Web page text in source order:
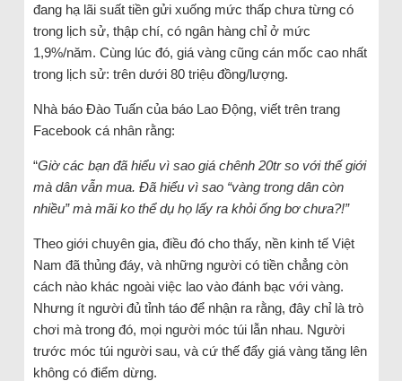
đang hạ lãi suất tiền gửi xuống mức thấp chưa từng có
trong lịch sử, thập chí, có ngân hàng chỉ ở mức
1,9%/năm. Cùng lúc đó, giá vàng cũng cán mốc cao nhất
trong lịch sử: trên dưới 80 triệu đồng/lượng.
Nhà báo Đào Tuấn của báo Lao Động, viết trên trang
Facebook cá nhân rằng:
“Giờ các bạn đã hiểu vì sao giá chênh 20tr so với thế giới
mà dân vẫn mua. Đã hiểu vì sao “vàng trong dân còn
nhiều” mà mãi ko thể dụ họ lấy ra khỏi ống bơ chưa?!”
Theo giới chuyên gia, điều đó cho thấy, nền kinh tế Việt
Nam đã thủng đáy, và những người có tiền chẳng còn
cách nào khác ngoài việc lao vào đánh bạc với vàng.
Nhưng ít người đủ tỉnh táo để nhận ra rằng, đây chỉ là trò
chơi mà trong đó, mọi người móc túi lẫn nhau. Người
trước móc túi người sau, và cứ thế đẩy giá vàng tăng lên
không có điểm dừng.